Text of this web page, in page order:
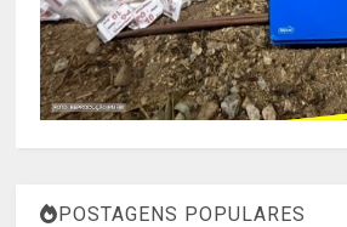
POSTAGENS POPULARES